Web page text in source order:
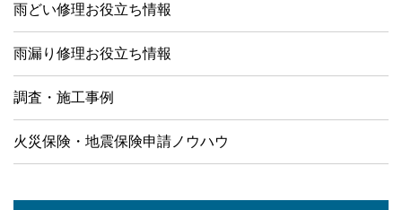
雨どい修理お役立ち情報
雨漏り修理お役立ち情報
調査・施工事例
火災保険・地震保険申請ノウハウ